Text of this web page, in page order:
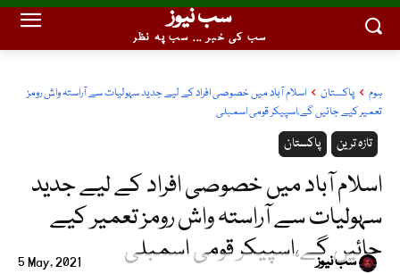
سب نیوز
سب کی خبر ... سب پہ نظر
ہوم پاکستان
اسلام آباد میں خصوصی افراد کے لیے جدید سہولیات سے آراستہ واش رومز
تعمیر کیے جائیں گے،اسپیکر قومی اسمبلی
پاکستان تازہ ترین
اسلام آباد میں خصوصی افراد کے لیے جدید
سہولیات سے آراستہ واش رومز تعمیر کیے
جائیں گے،اسپیکر قومی اسمبلی
5 May, 2021 سب نیوز